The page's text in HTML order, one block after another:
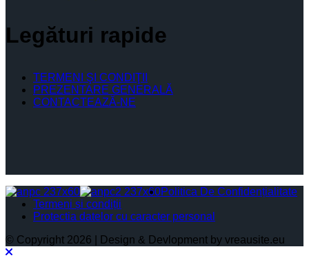
Legături rapide
TERMENI ŞI CONDIŢII
PREZENTARE GENERALĂ
CONTACTEAZĂ-NE
Politica De Confidențialitate
Termeni și condiții
Protectia datelor cu caracter personal
© Copyright 2026 | Design & Devlopment by vreausite.eu